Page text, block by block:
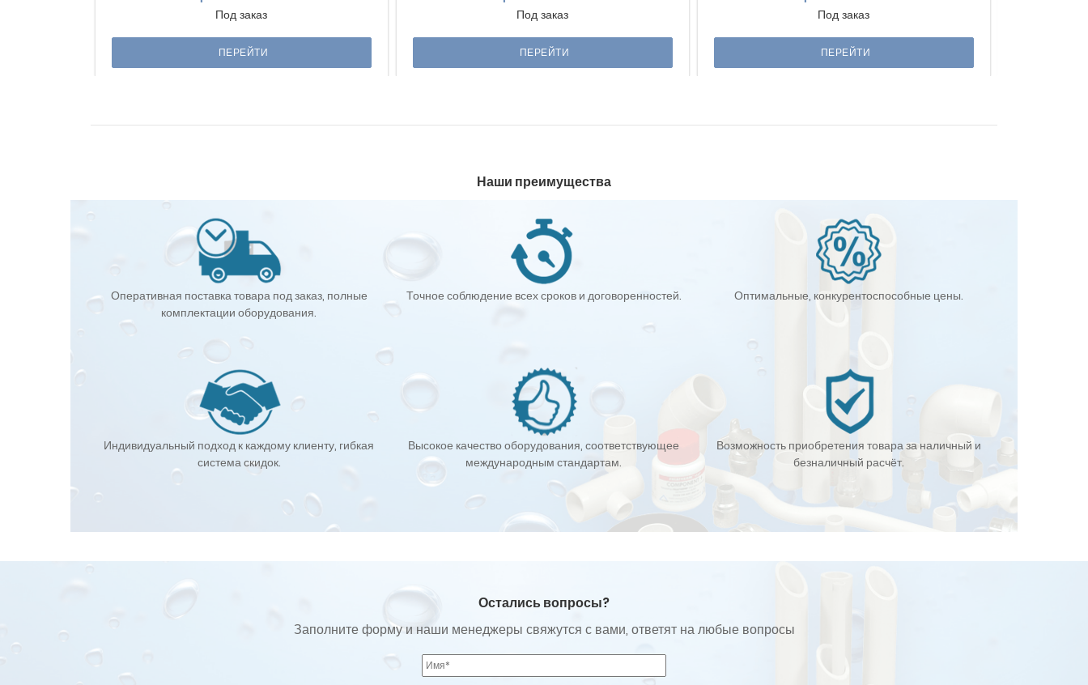
Под заказ
ПЕРЕЙТИ
Под заказ
ПЕРЕЙТИ
Под заказ
ПЕРЕЙТИ
Наши преимущества
Оперативная поставка товара под заказ, полные
комплектации оборудования.
Точное соблюдение всех сроков и договоренностей. Оптимальные, конкурентоспособные цены.
Индивидуальный подход к каждому клиенту, гибкая
система скидок.
Высокое качество оборудования, соответствующее
международным стандартам.
Возможность приобретения товара за наличный и
безналичный расчёт.
Остались вопросы?
Заполните форму и наши менеджеры свяжутся с вами, ответят на любые вопросы